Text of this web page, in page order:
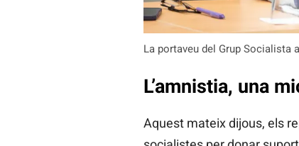
La portaveu del Grup Socialista
L’amnistia, una
Aquest mateix dijous, els